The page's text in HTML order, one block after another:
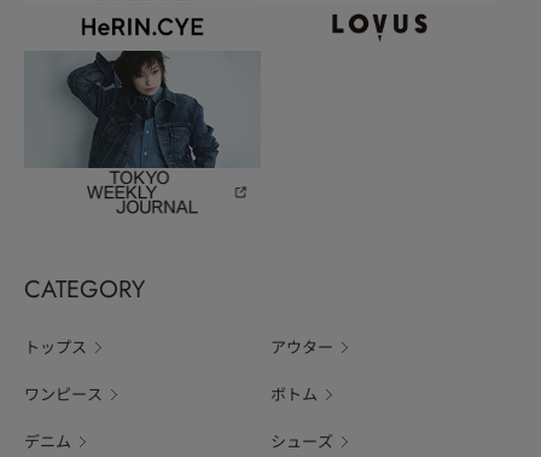
CATEGORY
トップス アウター
ワンピース ボトム
デニム シューズ